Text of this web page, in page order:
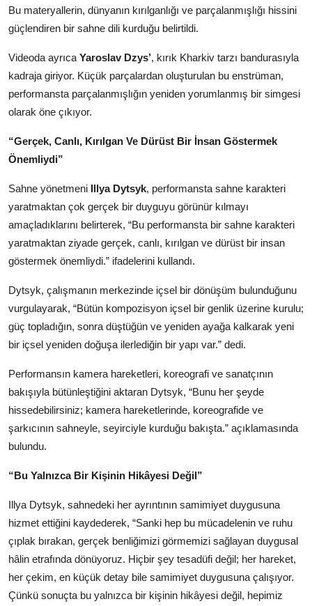
Bu materyallerin, dünyanın kırılganlığı ve parçalanmışlığı hissini
güçlendiren bir sahne dili kurduğu belirtildi.
Videoda ayrıca Yaroslav Dzys’, kırık Kharkiv tarzı bandurasıyla
kadraja giriyor. Küçük parçalardan oluşturulan bu enstrüman,
performansta parçalanmışlığın yeniden yorumlanmış bir simgesi
olarak öne çıkıyor.
“Gerçek, Canlı, Kırılgan Ve Dürüst Bir İnsan Göstermek
Önemliydi”
Sahne yönetmeni Illya Dytsyk, performansta sahne karakteri
yaratmaktan çok gerçek bir duyguyu görünür kılmayı
amaçladıklarını belirterek, “Bu performansta bir sahne karakteri
yaratmaktan ziyade gerçek, canlı, kırılgan ve dürüst bir insan
göstermek önemliydi.” ifadelerini kullandı.
Dytsyk, çalışmanın merkezinde içsel bir dönüşüm bulunduğunu
vurgulayarak, “Bütün kompozisyon içsel bir genlik üzerine kurulu;
güç topladığın, sonra düştüğün ve yeniden ayağa kalkarak yeni
bir içsel yeniden doğuşa ilerlediğin bir yapı var.” dedi.
Performansın kamera hareketleri, koreografi ve sanatçının
bakışıyla bütünleştiğini aktaran Dytsyk, “Bunu her şeyde
hissedebilirsiniz; kamera hareketlerinde, koreografide ve
şarkıcının sahneyle, seyirciyle kurduğu bakışta.” açıklamasında
bulundu.
“Bu Yalnızca Bir Kişinin Hikâyesi Değil”
Illya Dytsyk, sahnedeki her ayrıntının samimiyet duygusuna
hizmet ettiğini kaydederek, “Sanki hep bu mücadelenin ve ruhu
çıplak bırakan, gerçek benliğimizi görmemizi sağlayan duygusal
hâlin etrafında dönüyoruz. Hiçbir şey tesadüfi değil; her hareket,
her çekim, en küçük detay bile samimiyet duygusuna çalışıyor.
Çünkü sonuçta bu yalnızca bir kişinin hikâyesi değil, hepimiz